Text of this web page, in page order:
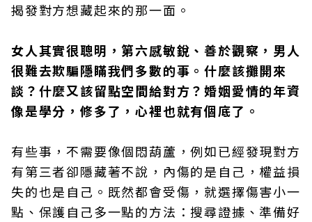
揭發對方想藏起來的那一面。
女人其實很聰明，第六感敏銳、善於觀察，男人
很難去欺騙隱瞞我們多數的事。什麼該攤開來
談？什麼又該留點空間給對方？婚姻愛情的年資
像是學分，修多了，心裡也就有個底了。
有些事，不需要像個悶葫蘆，例如已經發現對方
有第三者卻隱藏著不說，內傷的是自己，權益損
失的也是自己。既然都會受傷，就選擇傷害小一
點、保護自己多一點的方法：搜尋證據、準備好